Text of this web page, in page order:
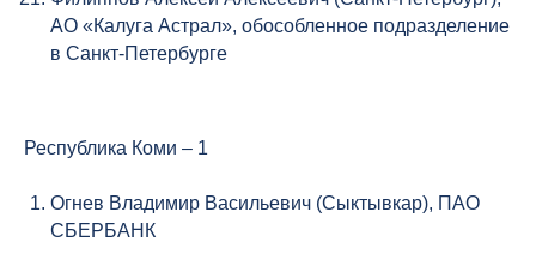
АО «Калуга Астрал», обособленное подразделение
в Санкт-Петербурге
Республика Коми – 1
Огнев Владимир Васильевич (Сыктывкар), ПАО
СБЕРБАНК